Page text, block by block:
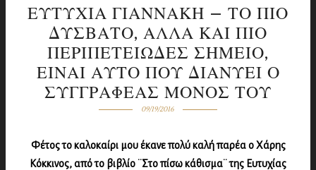
ΕΥΤΥΧΙΑ ΓΙΑΝΝΑΚΗ – ΤΟ ΠΙΟ
ΔΥΣΒΑΤΟ, ΑΛΛΑ ΚΑΙ ΠΙΟ
ΠΕΡΙΠΕΤΕΙΩΔΕΣ ΣΗΜΕΙΟ,
ΕΙΝΑΙ ΑΥΤΟ ΠΟΥ ΔΙΑΝΥΕΙ Ο
ΣΥΓΓΡΑΦΕΑΣ ΜΟΝΟΣ ΤΟΥ
09/19/2016
Φέτος το καλοκαίρι μου έκανε πολύ καλή παρέα ο Χάρης
Κόκκινος, από το βιβλίο ¨Στο πίσω κάθισμα¨ της Ευτυχίας